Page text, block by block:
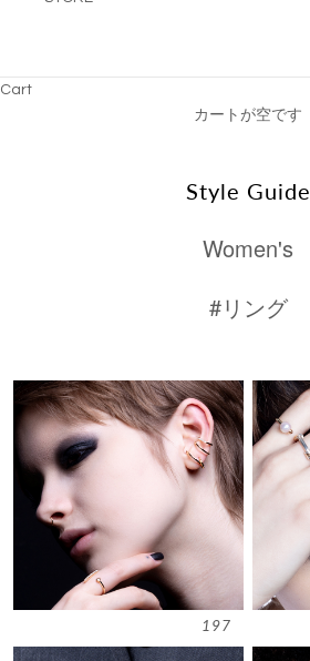
Cart
カートが空です
Style Guide
Women's
#リング
197